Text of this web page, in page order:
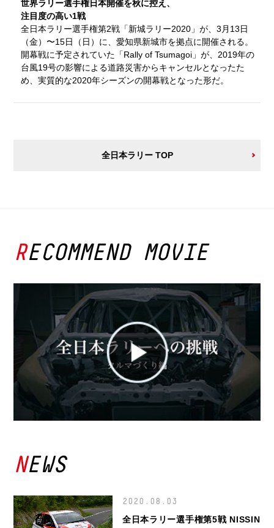
世界ラリー選手権日本開催を秋に控え、
注目度の高い1戦
全日本ラリー選手権第2戦「新城ラリー2020」が、3月13日
（金）〜15日（日）に、愛知県新城市を拠点に開催される。
開幕戦に予定されていた「Rally of Tsumagoi」が、2019年の
台風19号の影響による道路災害からキャンセルとなったた
め、実質的な2020年シーズンの開幕戦となった形だ。
全日本ラリー TOP
RECOMMEND MOVIE
NEWS
2020.08.03
全日本ラリー選手権第5戦 NISSIN